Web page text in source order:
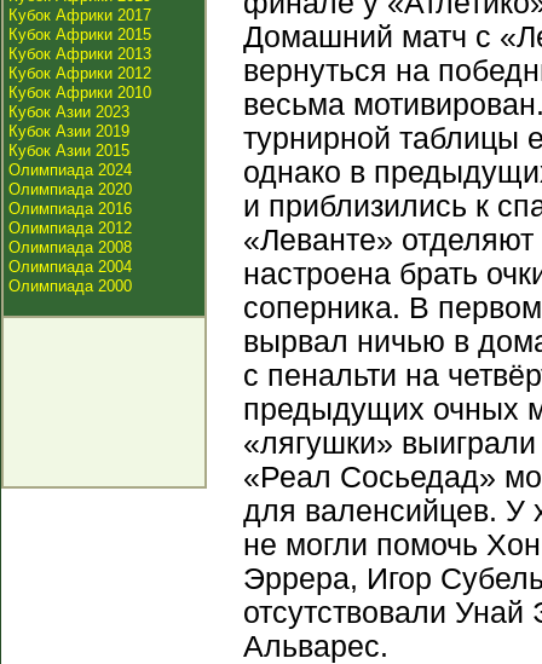
Кубок Африки 2017
Кубок Африки 2015
Кубок Африки 2013
Кубок Африки 2012
Кубок Африки 2010
Кубок Азии 2023
Кубок Азии 2019
Кубок Азии 2015
Олимпиада 2024
Олимпиада 2020
Олимпиада 2016
Олимпиада 2012
Олимпиада 2008
Олимпиада 2004
Олимпиада 2000
Домашний матч с
вернуться на
весьма
турнирной таблицы
однако в
и приблизились к
«Леванте»
настроена брать
соперника. В
вырвал ничью в
с пенальти на
предыдущих очных
«лягушки»
«Реал Сосьедад»
для валенсийцев. У
не могли помочь
Эррера, Игор
отсутствовали
Альварес.